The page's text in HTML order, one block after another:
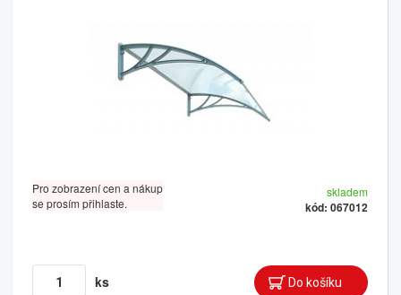
Pro zobrazení cen a nákup
se prosím přihlaste.
skladem
kód: 067012
ks